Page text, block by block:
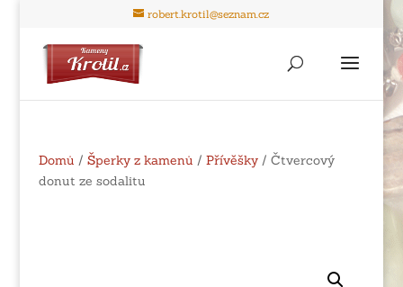
robert.krotil@seznam.cz
Domů / Šperky z kamenů / Přívěšky/ Čtvercový
donut ze sodalitu